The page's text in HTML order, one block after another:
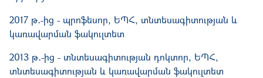
2017 թ․-ից - պրոֆեսոր, ԵՊՀ, տնտեսագիտության և
կառավարման ֆակուլտետ
2013 թ․-ից - տնտեսագիտության դոկտոր, ԵՊՀ,
տնտեսագիտության և կառավարման ֆակուլտետ